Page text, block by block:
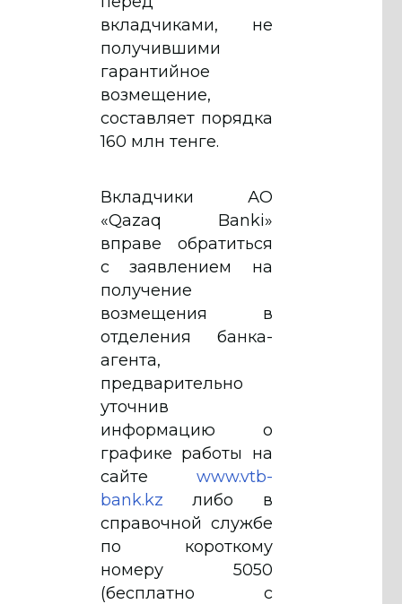
вкладчиками, не
получившими
гарантийное
возмещение,
составляет порядка
160 млн тенге.
Вкладчики АО
«Qazaq Banki»
вправе обратиться
с заявлением на
получение
возмещения в
отделения банка-
агента,
предварительно
уточнив
информацию о
графике работы на
сайте www.vtb-
bank.kz либо в
справочной службе
по короткому
номеру 5050
(бесплатно с